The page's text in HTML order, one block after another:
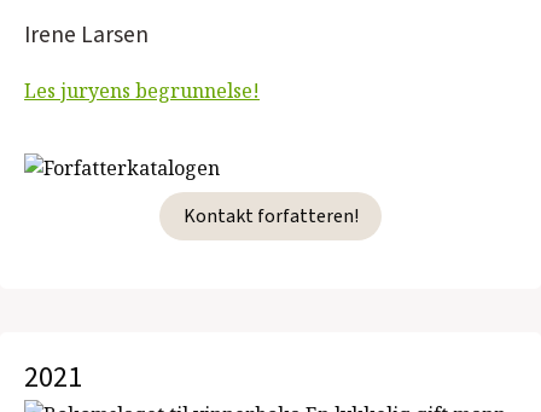
Irene Larsen
Les juryens begrunnelse!
Kontakt forfatteren!
2021